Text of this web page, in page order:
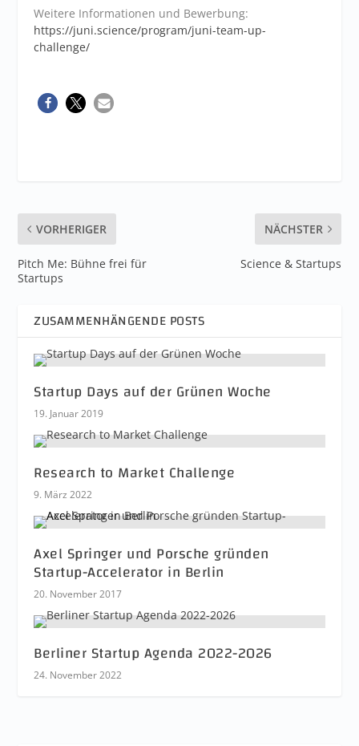
Weitere Informationen und Bewerbung:
https://juni.science/program/juni-team-up-
challenge/
VORHERIGER
Pitch Me: Bühne frei für
Startups
NÄCHSTER
Science & Startups
ZUSAMMENHÄNGENDE POSTS
Startup Days auf der Grünen Woche
19. Januar 2019
Research to Market Challenge
9. März 2022
Axel Springer und Porsche gründen
Startup-Accelerator in Berlin
20. November 2017
Berliner Startup Agenda 2022-2026
24. November 2022